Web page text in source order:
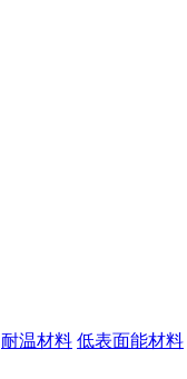
耐温材料 低表面能材料